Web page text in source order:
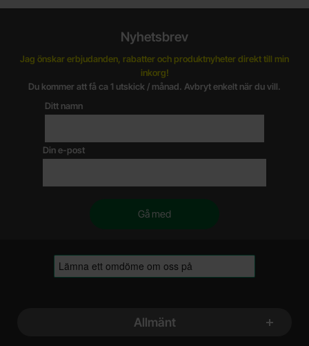
Nyhetsbrev
Jag önskar erbjudanden, rabatter och produktnyheter direkt till min
inkorg!
Du kommer att få ca 1 utskick / månad. Avbryt enkelt när du vill.
Ditt namn
Din e-post
Allmänt